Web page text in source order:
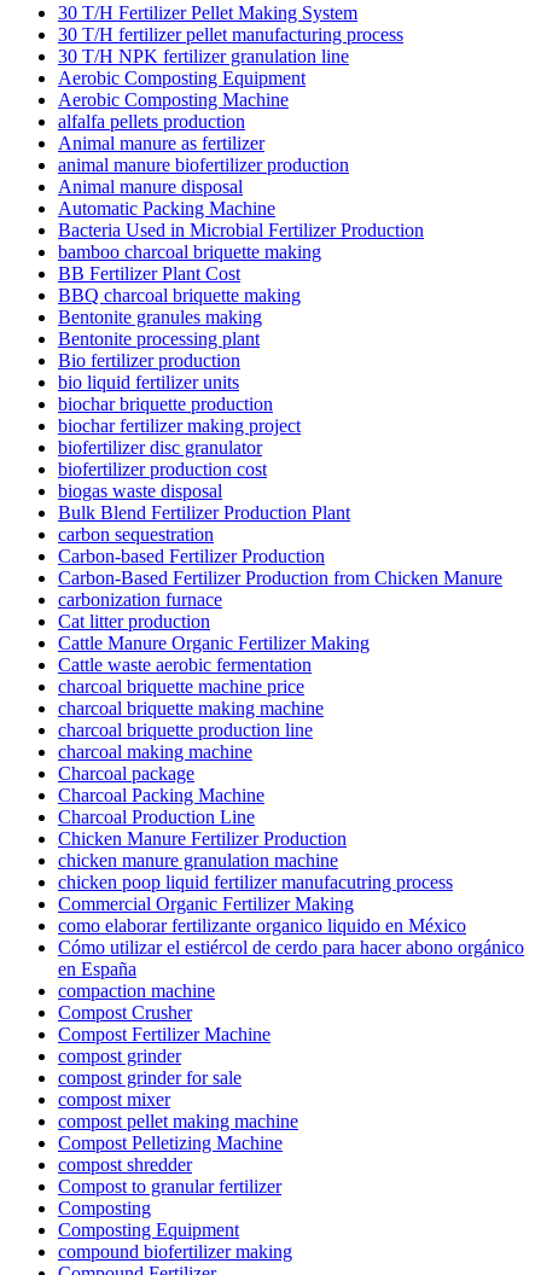
30 T/H Fertilizer Pellet Making System
30 T/H fertilizer pellet manufacturing process
30 T/H NPK fertilizer granulation line
Aerobic Composting Equipment
Aerobic Composting Machine
alfalfa pellets production
Animal manure as fertilizer
animal manure biofertilizer production
Animal manure disposal
Automatic Packing Machine
Bacteria Used in Microbial Fertilizer Production
bamboo charcoal briquette making
BB Fertilizer Plant Cost
BBQ charcoal briquette making
Bentonite granules making
Bentonite processing plant
Bio fertilizer production
bio liquid fertilizer units
biochar briquette production
biochar fertilizer making project
biofertilizer disc granulator
biofertilizer production cost
biogas waste disposal
Bulk Blend Fertilizer Production Plant
carbon sequestration
Carbon-based Fertilizer Production
Carbon-Based Fertilizer Production from Chicken Manure
carbonization furnace
Cat litter production
Cattle Manure Organic Fertilizer Making
Cattle waste aerobic fermentation
charcoal briquette machine price
charcoal briquette making machine
charcoal briquette production line
charcoal making machine
Charcoal package
Charcoal Packing Machine
Charcoal Production Line
Chicken Manure Fertilizer Production
chicken manure granulation machine
chicken poop liquid fertilizer manufacutring process
Commercial Organic Fertilizer Making
como elaborar fertilizante organico liquido en México
Cómo utilizar el estiércol de cerdo para hacer abono orgánico
en España
compaction machine
Compost Crusher
Compost Fertilizer Machine
compost grinder
compost grinder for sale
compost mixer
compost pellet making machine
Compost Pelletizing Machine
compost shredder
Compost to granular fertilizer
Composting
Composting Equipment
compound biofertilizer making